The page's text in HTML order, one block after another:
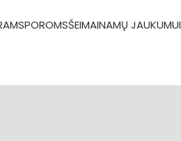
POROMSŠEIMAINAMŲ JAUKUMUI